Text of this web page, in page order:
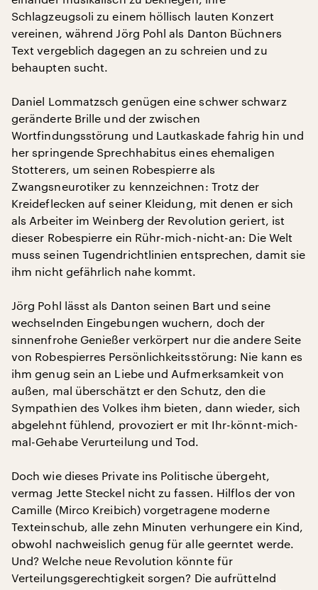
Schlagzeugsoli zu einem höllisch lauten Konzert
vereinen, während Jörg Pohl als Danton Büchners
Text vergeblich dagegen an zu schreien und zu
behaupten sucht.
Daniel Lommatzsch genügen eine schwer schwarz
geränderte Brille und der zwischen
Wortfindungsstörung und Lautkaskade fahrig hin und
her springende Sprechhabitus eines ehemaligen
Stotterers, um seinen Robespierre als
Zwangsneurotiker zu kennzeichnen: Trotz der
Kreideflecken auf seiner Kleidung, mit denen er sich
als Arbeiter im Weinberg der Revolution geriert, ist
dieser Robespierre ein Rühr-mich-nicht-an: Die Welt
muss seinen Tugendrichtlinien entsprechen, damit sie
ihm nicht gefährlich nahe kommt.
Jörg Pohl lässt als Danton seinen Bart und seine
wechselnden Eingebungen wuchern, doch der
sinnenfrohe Genießer verkörpert nur die andere Seite
von Robespierres Persönlichkeitsstörung: Nie kann es
ihm genug sein an Liebe und Aufmerksamkeit von
außen, mal überschätzt er den Schutz, den die
Sympathien des Volkes ihm bieten, dann wieder, sich
abgelehnt fühlend, provoziert er mit Ihr-könnt-mich-
mal-Gehabe Verurteilung und Tod.
Doch wie dieses Private ins Politische übergeht,
vermag Jette Steckel nicht zu fassen. Hilflos der von
Camille (Mirco Kreibich) vorgetragene moderne
Texteinschub, alle zehn Minuten verhungere ein Kind,
obwohl nachweislich genug für alle geerntet werde.
Und? Welche neue Revolution könnte für
Verteilungsgerechtigkeit sorgen? Die aufrüttelnd